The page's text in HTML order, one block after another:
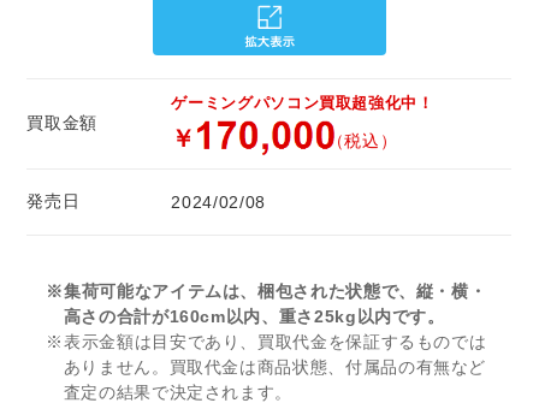
買取金額
ゲーミングパソコン買取超強化中！
￥ （税込）
発売日 2024/02/08
※集荷可能なアイテムは、梱包された状態で、縦・横・
高さの合計が160cm以内、重さ25kg以内です。
※表示金額は目安であり、買取代金を保証するものでは
ありません。買取代金は商品状態、付属品の有無など
査定の結果で決定されます。